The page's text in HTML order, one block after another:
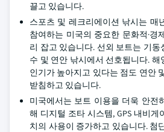
끌고 있습니다.
스포츠 및 레크리에이션 낚시는 매
참여하는 미국의 중요한 문화적·경
리 잡고 있습니다. 선외 보트는 기
수 및 연안 낚시에서 선호됩니다. 해
인기가 높아지고 있다는 점도 연안
받침하고 있습니다.
미국에서는 보트 이용을 더욱 안전
해 디지털 조타 시스템, GPS 내비
치의 사용이 증가하고 있습니다. 첨